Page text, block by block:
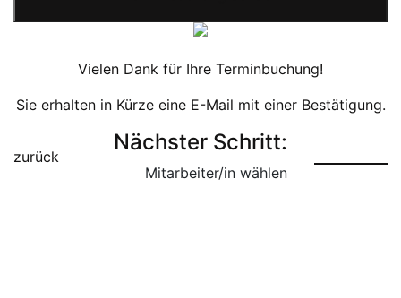
Vielen Dank für Ihre Terminbuchung!
Sie erhalten in Kürze eine E-Mail mit einer Bestätigung.
zurück
Nächster Schritt:
Mitarbeiter/in wählen